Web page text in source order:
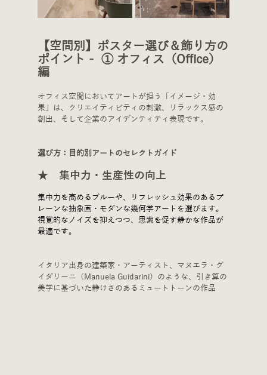
【空間別】ポスター選び＆飾り方の
ポイント -  ① オフィス（Office）
編
オフィス空間においてアートが担う「イメージ・効
果」は、クリエイティビティの刺激、リラックス感の
創出、そして企業のアイデンティティ表現です。
選び方：目的別アートのセレクトガイド
★　集中力・生産性の向上
集中力を高めるブルーや、リフレッシュ効果のあるプ
レーンな抽象画・モダンな幾何学アートを選びます。
視覚的なノイズを抑えつつ、思索を促す静かな作品が
最適です。
イタリア出身の建築家・アーティスト、マヌエラ・グ
イダリーニ（Manuela Guidarini）のような、引き算の
美学に基づいた静けさのあるミュートトーンの作品